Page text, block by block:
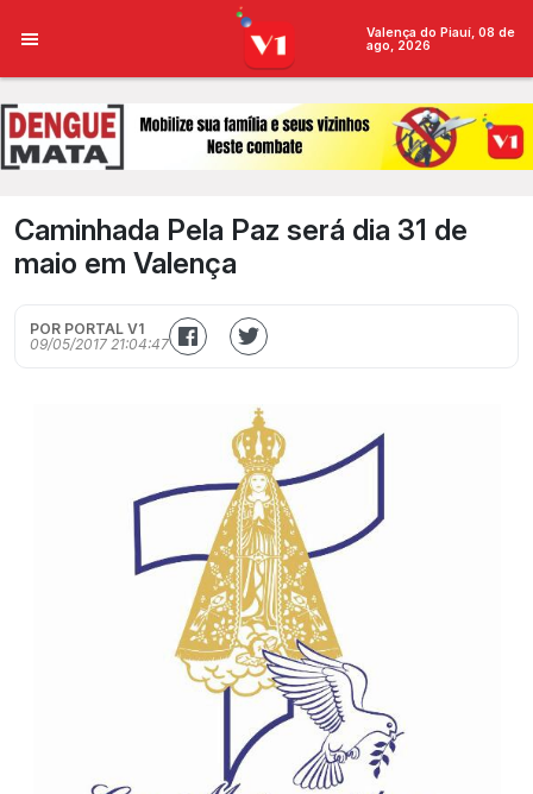
Valença do Piauí, 08 de
ago, 2026
Caminhada Pela Paz será dia 31 de
maio em Valença
POR PORTAL V1
09/05/2017 21:04:47